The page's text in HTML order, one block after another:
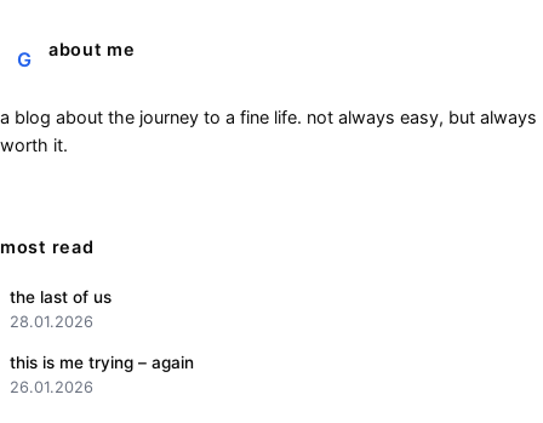
G about me
a blog about the journey to a fine life. not always easy, but always
worth it.
most read
the last of us
28.01.2026
this is me trying – again
26.01.2026